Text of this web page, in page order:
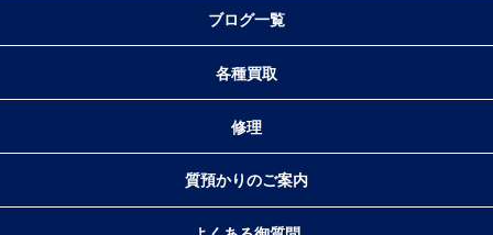
ブログ一覧
各種買取
修理
質預かりのご案内